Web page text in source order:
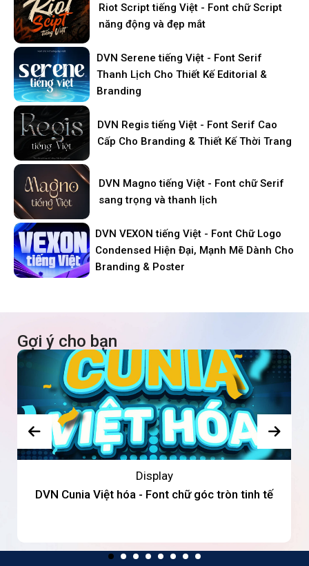
Riot Script tiếng Việt - Font chữ Script
năng động và đẹp mắt
DVN Serene tiếng Việt - Font Serif
Thanh Lịch Cho Thiết Kế Editorial &
Branding
DVN Regis tiếng Việt - Font Serif Cao
Cấp Cho Branding & Thiết Kế Thời Trang
DVN Magno tiếng Việt - Font chữ Serif
sang trọng và thanh lịch
DVN VEXON tiếng Việt - Font Chữ Logo
Condensed Hiện Đại, Mạnh Mẽ Dành Cho
Branding & Poster
Gợi ý cho bạn
Display
DVN Cunia Việt hóa - Font chữ góc tròn tinh tế